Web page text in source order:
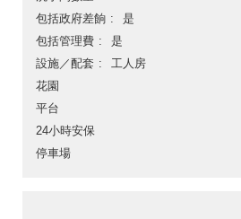
包括政府差餉
是
包括管理費
是
設施／配套
工人房
花園
平台
24小時安保
停車場